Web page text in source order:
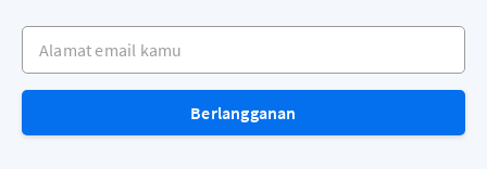
Alamat email kamu
Berlangganan